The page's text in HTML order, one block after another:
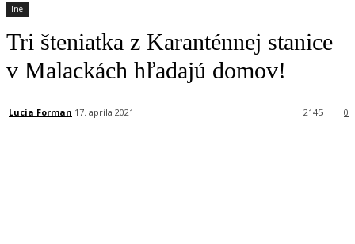
Iné
Tri šteniatka z Karanténnej stanice
v Malackách hľadajú domov!
Lucia Forman 17. apríla 2021 0
2145